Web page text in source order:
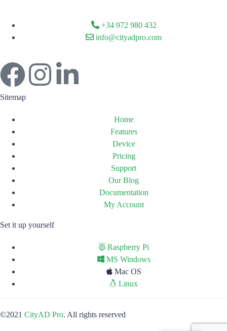
+34 972 980 432
info@cityadpro.com
Sitemap
Home
Features
Device
Pricing
Support
Our Blog
Documentation
My Account
Set it up yourself
Raspberry Pi
MS Windows
Mac OS
Linux
©2021 CityAD Pro. All rights reserved